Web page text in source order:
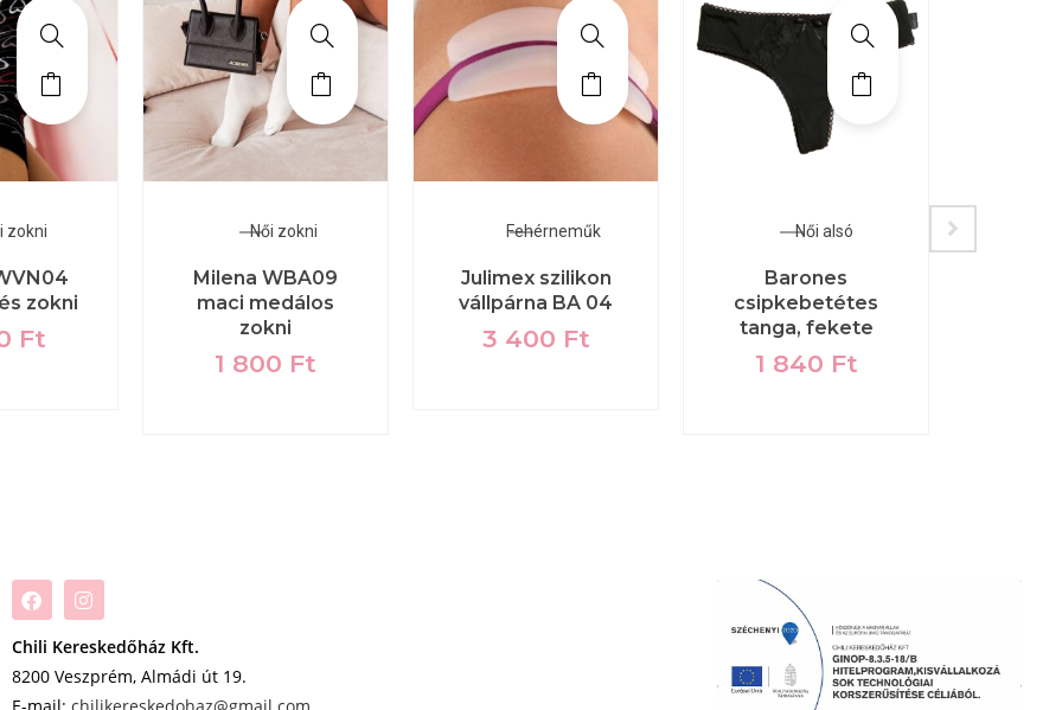
zokni
zokni
Ft
Női zokni
Milena WBA09
maci medálos
zokni
1 800 Ft
Fehérneműk
Julimex szilikon
vállpárna BA 04
3 400 Ft
Női alsó
Barones
csipkebetétes
tanga, fekete
1 840 Ft
Chili Kereskedőház Kft.
8200 Veszprém, Almádi út 19.